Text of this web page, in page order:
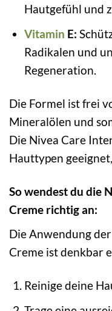
Hautgefühl und
Vitamin E:
Radikalen und
Regeneration.
Die Formel ist frei
Mineralölen und
Die Nivea Care
Hauttypen
So wendest du die
Creme richtig an:
Die Anwendung
Creme ist denkbar
Reinige deine